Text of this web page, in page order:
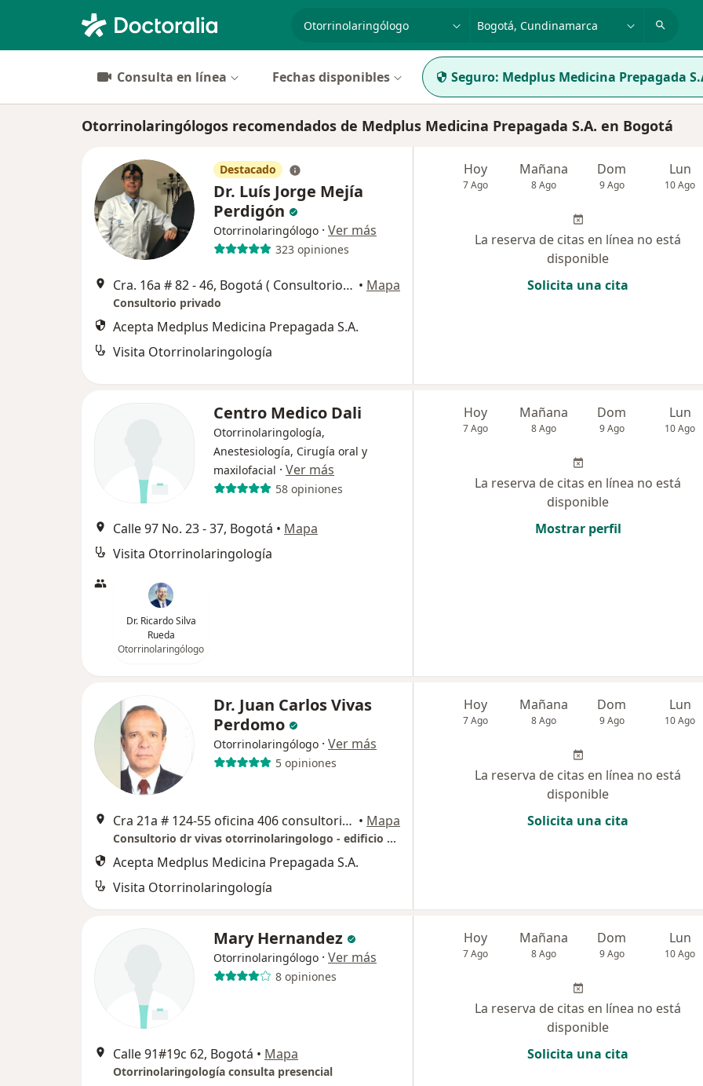
especialidad, enfermedad o nombre
p. ej. Bogotá
Consulta en línea Fechas disponibles Seguro: Medplus Medicina Prepagada
Otorrinolaringólogos recomendados de Medplus Medicina Prepagada S.A. en Bogotá
Destacado
Dr. Luís Jorge Mejía
Perdigón
Otorrinolaringólogo · Ver más
323 opiniones
Cra. 16a # 82 ‐ 46, Bogotá ( Consultorio 701 UNIDAD MEDICA NUEVA CLINICA DEL COUNTRY), Bogotá • Mapa
Consultorio privado
Acepta Medplus Medicina Prepagada S.A.
Visita Otorrinolaringología
Hoy
7 Ago
Mañana
8 Ago
Dom
9 Ago
Lun
10 Ago
La reserva de citas en línea no está
disponible
Solicita una cita
Centro Medico Dali
Otorrinolaringología,
Anestesiología, Cirugía oral y
maxilofacial · Ver más
58 opiniones
Calle 97 No. 23 - 37, Bogotá • Mapa
Visita Otorrinolaringología
Dr. Ricardo Silva
Rueda
Otorrinolaringólogo
Hoy
7 Ago
Mañana
8 Ago
Dom
9 Ago
Lun
10 Ago
La reserva de citas en línea no está
disponible
Mostrar perfil
Dr. Juan Carlos Vivas
Perdomo
Otorrinolaringólogo · Ver más
5 opiniones
Cra 21a # 124-55 oficina 406 consultorio 1, Bogotá • Mapa
Consultorio dr vivas otorrinolaringologo - edificio cemtrum santa barbara
Acepta Medplus Medicina Prepagada S.A.
Visita Otorrinolaringología
Hoy
7 Ago
Mañana
8 Ago
Dom
9 Ago
Lun
10 Ago
La reserva de citas en línea no está
disponible
Solicita una cita
Mary Hernandez
Otorrinolaringólogo · Ver más
8 opiniones
Calle 91#19c 62, Bogotá • Mapa
Otorrinolaringología consulta presencial
Hoy
7 Ago
Mañana
8 Ago
Dom
9 Ago
Lun
10 Ago
La reserva de citas en línea no está
disponible
Solicita una cita